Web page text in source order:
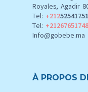
Royales, Agadir
Tel: +212
Tel:
Info@gobebe.ma
À PROPOS